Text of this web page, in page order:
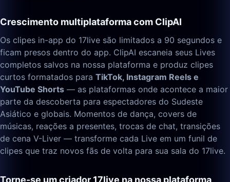
Crescimento multiplataforma com ClipAI
Os clipes in-app do 17live são limitados a 90 segundos e
ficam presos dentro do app. ClipAI escaneia seus Lives
completos salvos na nossa plataforma e produz clipes
curtos formatados para TikTok, Instagram Reels e
YouTube Shorts — as plataformas onde acontece a maior
parte da descoberta para espectadores do Sudeste
Asiático e globais. Momentos de dança, covers de
músicas, reações a presentes, trocas de chat, transições
de cena V-Liver — transforme cada Live em um funil de
clipes que traz novos fãs de volta para sua sala do 17live.
Torne-se um criador 17live na nossa plataforma